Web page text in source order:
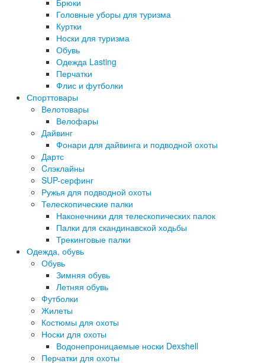
Брюки
Головные уборы для туризма
Куртки
Носки для туризма
Обувь
Одежда Lasting
Перчатки
Флис и футболки
Спорттовары
Велотовары
Велофары
Дайвинг
Фонари для дайвинга и подводной охоты
Дартс
Cлэклайны
SUP-серфинг
Ружья для подводной охоты
Телескопические палки
Наконечники для телескопических палок
Палки для скандинавской ходьбы
Трекинговые палки
Одежда, обувь
Обувь
Зимняя обувь
Летняя обувь
Футболки
Жилеты
Костюмы для охоты
Носки для охоты
Водонепроницаемые носки Dexshell
Перчатки для охоты